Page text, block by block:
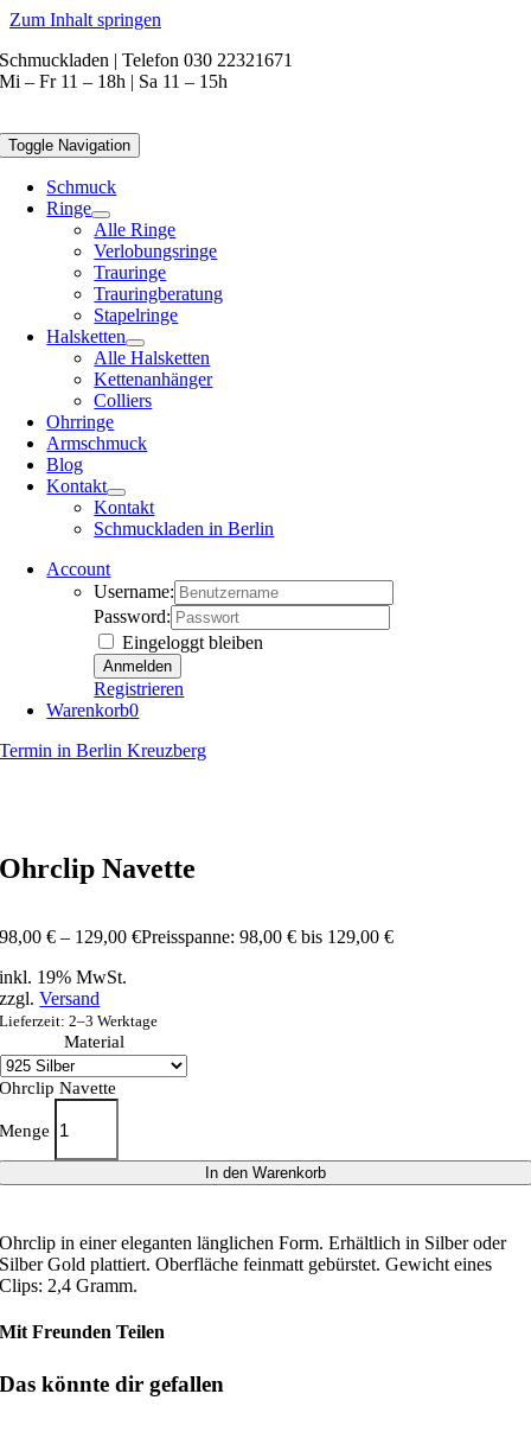
Zum Inhalt springen
Schmuckladen | Telefon 030 22321671
Mi – Fr 11 – 18h | Sa 11 – 15h
Toggle Navigation
Schmuck
Ringe
Alle Ringe
Verlobungsringe
Trauringe
Trauringberatung
Stapelringe
Halsketten
Alle Halsketten
Kettenanhänger
Colliers
Ohrringe
Armschmuck
Blog
Kontakt
Kontakt
Schmuckladen in Berlin
Account
Username:
Password:
Eingeloggt bleiben
Registrieren
Warenkorb0
Termin in Berlin Kreuzberg
Ohrclip Navette
98,00€ – 129,00€Preisspanne: 98,00 € bis 129,00 €
inkl. 19% MwSt.
zzgl.Versand
Lieferzeit: 2–3 Werktage
Material
Ohrclip Navette
Menge
In den Warenkorb
Ohrclip in einer eleganten länglichen Form. Erhältlich in Silber oder
Silber Gold plattiert. Oberfläche feinmatt gebürstet. Gewicht eines
Clips: 2,4 Gramm.
Mit Freunden Teilen
Das könnte dir gefallen